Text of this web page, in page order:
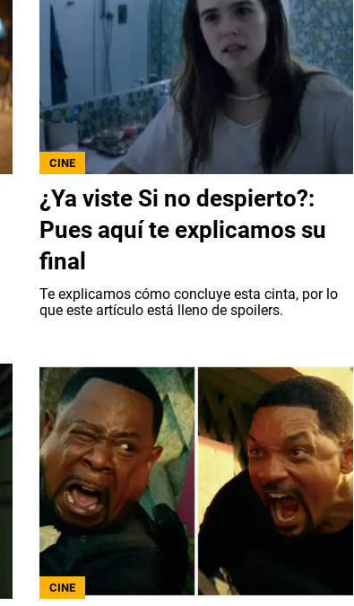
CINE
¿Ya viste Si no despierto?:
Pues aquí te explicamos su
final
Te explicamos cómo concluye esta cinta, por lo
que este artículo está lleno de spoilers.
CINE